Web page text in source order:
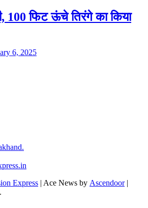
100 फिट ऊंचे तिरंगे का किया
6, 2025
Express | Ace News by Ascendoor|
.